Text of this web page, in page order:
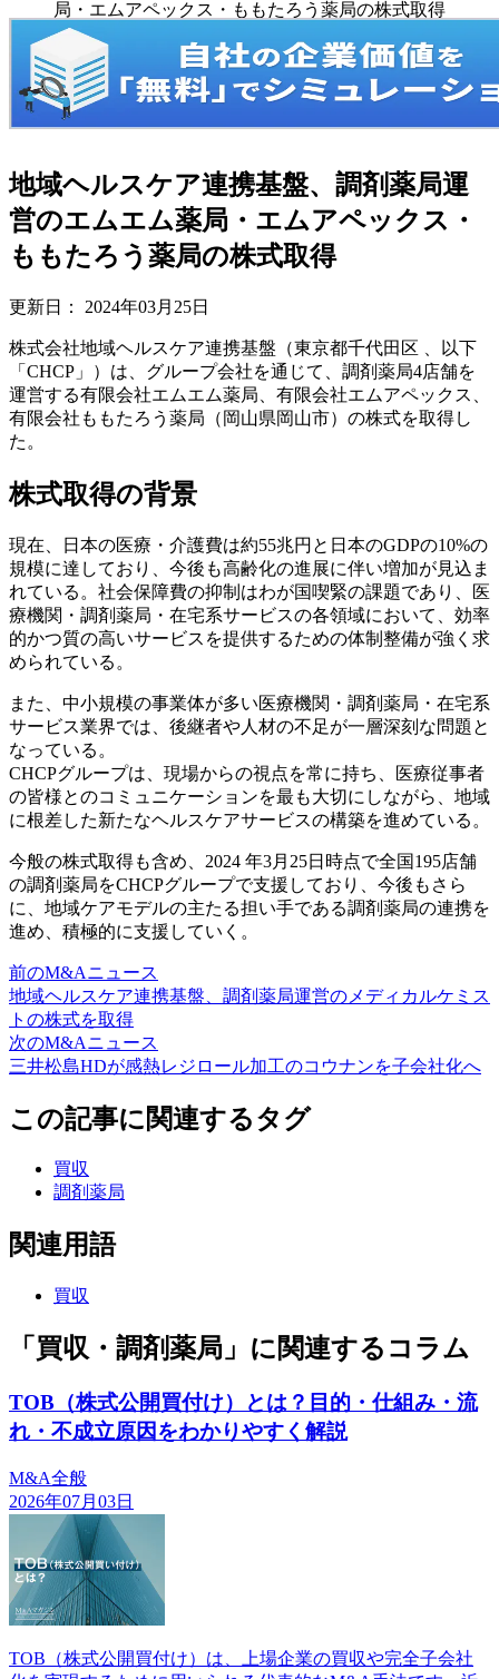
局・エムアペックス・ももたろう薬局の株式取得
地域ヘルスケア連携基盤、調剤薬局運
営のエムエム薬局・エムアペックス・
ももたろう薬局の株式取得
更新日： 2024年03月25日
株式会社地域ヘルスケア連携基盤（東京都千代田区 、以下
「CHCP」）は、グループ会社を通じて、調剤薬局4店舗を
運営する有限会社エムエム薬局、有限会社エムアペックス、
有限会社ももたろう薬局（岡山県岡山市）の株式を取得し
た。
株式取得の背景
現在、日本の医療・介護費は約55兆円と日本のGDPの10%の
規模に達しており、今後も高齢化の進展に伴い増加が見込ま
れている。社会保障費の抑制はわが国喫緊の課題であり、医
療機関・調剤薬局・在宅系サービスの各領域において、効率
的かつ質の高いサービスを提供するための体制整備が強く求
められている。
また、中小規模の事業体が多い医療機関・調剤薬局・在宅系
サービス業界では、後継者や人材の不足が一層深刻な問題と
なっている。
CHCPグループは、現場からの視点を常に持ち、医療従事者
の皆様とのコミュニケーションを最も大切にしながら、地域
に根差した新たなヘルスケアサービスの構築を進めている。
今般の株式取得も含め、2024 年3月25日時点で全国195店舗
の調剤薬局をCHCPグループで支援しており、今後もさら
に、地域ケアモデルの主たる担い手である調剤薬局の連携を
進め、積極的に支援していく。
前のM&Aニュース
地域ヘルスケア連携基盤、調剤薬局運営のメディカルケミス
トの株式を取得
次のM&Aニュース
三井松島HDが感熱レジロール加工のコウナンを子会社化へ
この記事に関連するタグ
買収
調剤薬局
関連用語
買収
「買収・調剤薬局」に関連するコラム
TOB（株式公開買付け）とは？目的・仕組み・流
れ・不成立原因をわかりやすく解説
M&A全般
2026年07月03日
TOB（株式公開買付け）は、上場企業の買収や完全子会社